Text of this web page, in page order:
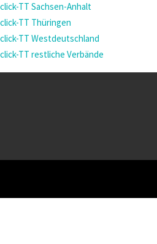
click-TT Sachsen-Anhalt
click-TT Thüringen
click-TT Westdeutschland
click-TT restliche Verbände